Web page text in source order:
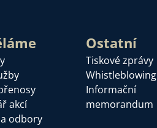
akcí
odbory
Ostatní
Tiskové zprávy
Whistleblowing
Informační
memorandum